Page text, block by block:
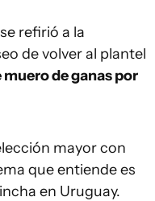
refirió a la
de volver al plantel
muero de ganas por
mayor con
que entiende es
en Uruguay.